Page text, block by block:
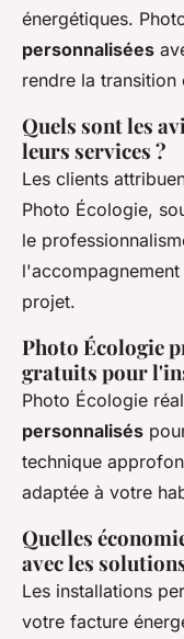
énergétiques.
personnalisées
rendre la transition
Quels sont les
leurs services ?
Les clients
Photo Écologie,
le
projet.
Photo Écologie
gratuits pour
Photo Écologie
personnalisés
technique
adaptée à votre
Quelles
avec les
Les installations
votre facture